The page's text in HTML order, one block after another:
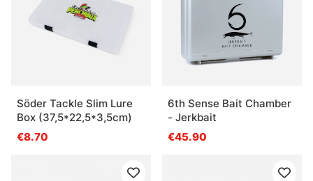
Söder Tackle Slim Lure
Box (37,5*22,5*3,5cm)
€8.70
6th Sense Bait Chamber
- Jerkbait
€45.90